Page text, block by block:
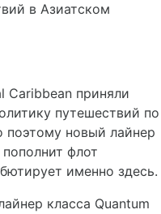
в Азиатском
Caribbean приняли
путешествий по
новый лайнер
флот
именно здесь.
класса Quantum